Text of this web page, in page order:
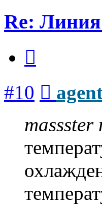
Re: Линия
#10
massster